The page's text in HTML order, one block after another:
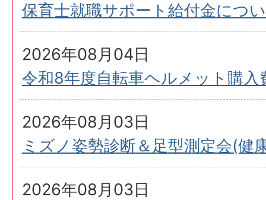
保育士就職サポート給付金につ
2026年08月04日
令和8年度自転車ヘルメット購入
2026年08月03日
ミズノ姿勢診断＆足型測定会(健
2026年08月03日